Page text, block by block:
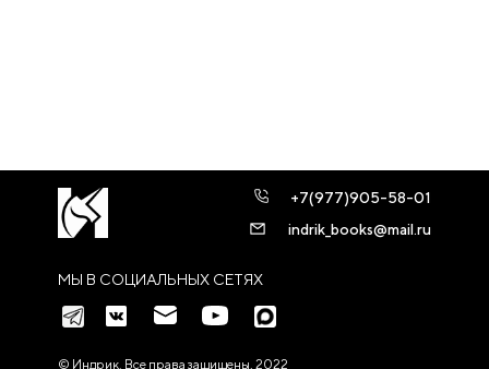
МЫ В СОЦИАЛЬНЫХ СЕТЯХ
+7(977)905-58-01
indrik_books@mail.ru
© Индрик. Все права защищены, 2022